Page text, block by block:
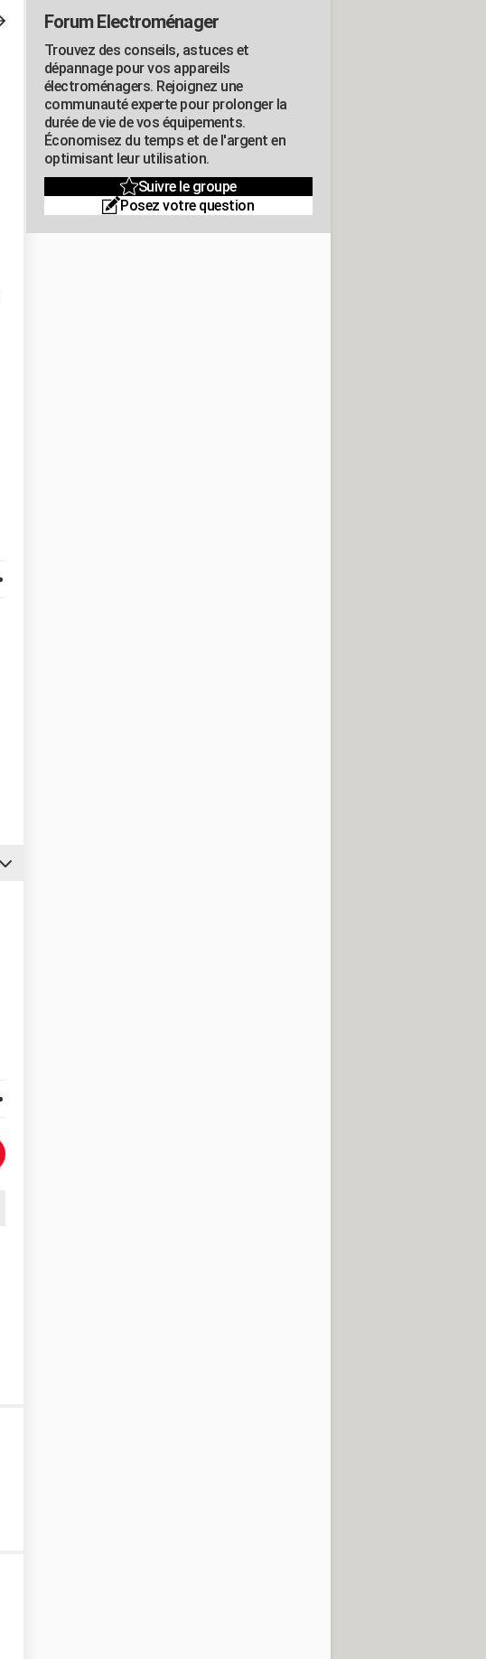
Forum Electroménager
Trouvez des conseils, astuces et
dépannage pour vos appareils
électroménagers. Rejoignez une
communauté experte pour prolonger la
durée de vie de vos équipements.
Économisez du temps et de l'argent en
optimisant leur utilisation.
Suivre le groupe
Posez votre question